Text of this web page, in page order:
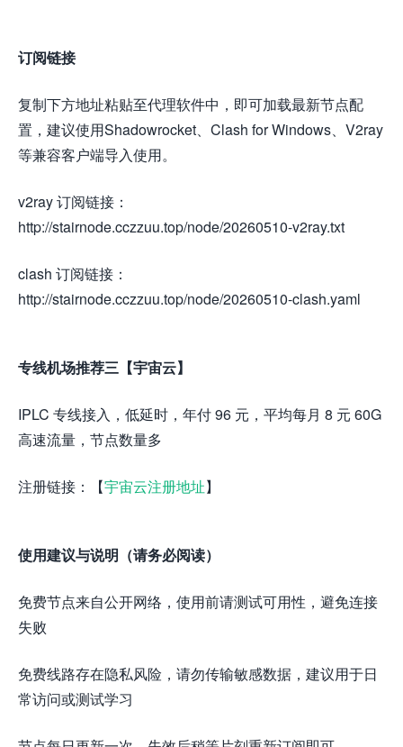
订阅链接
复制下方地址粘贴至代理软件中，即可加载最新节点配
置，建议使用Shadowrocket、Clash for Windows、V2ray
等兼容客户端导入使用。
v2ray 订阅链接：
http://stairnode.cczzuu.top/node/20260510-v2ray.txt
clash 订阅链接：
http://stairnode.cczzuu.top/node/20260510-clash.yaml
专线机场推荐三【宇宙云】
IPLC 专线接入，低延时，年付 96 元，平均每月 8 元 60G
高速流量，节点数量多
注册链接：【宇宙云注册地址】
使用建议与说明（请务必阅读）
免费节点来自公开网络，使用前请测试可用性，避免连接
失败
免费线路存在隐私风险，请勿传输敏感数据，建议用于日
常访问或测试学习